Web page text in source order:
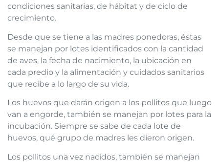
condiciones sanitarias, de hábitat y de ciclo de
crecimiento.
Desde que se tiene a las madres ponedoras, éstas
se manejan por lotes identificados con la cantidad
de aves, la fecha de nacimiento, la ubicación en
cada predio y la alimentación y cuidados sanitarios
que recibe a lo largo de su vida.
Los huevos que darán origen a los pollitos que luego
van a engorde, también se manejan por lotes para la
incubación. Siempre se sabe de cada lote de
huevos, qué grupo de madres les dieron origen.
Los pollitos una vez nacidos, también se manejan